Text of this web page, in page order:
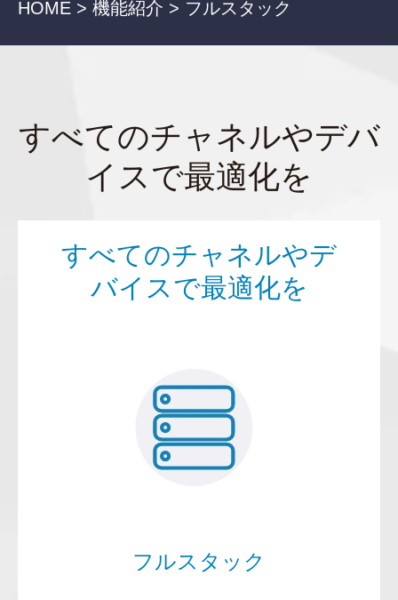
HOME > 機能紹介 > フルスタック
すべてのチャネルやデバ
イスで最適化を
すべてのチャネルやデ
バイスで最適化を
フルスタック